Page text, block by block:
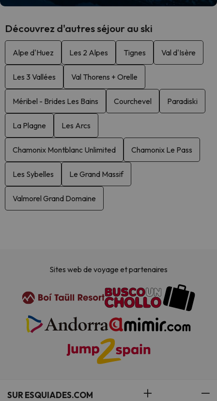
Découvrez d'autres séjour au ski
Alpe d'Huez Les 2 Alpes Tignes Val d'Isère
Les 3 Vallées Val Thorens + Orelle
Méribel - Brides Les Bains Courchevel Paradiski
La Plagne Les Arcs
Chamonix Montblanc Unlimited Chamonix Le Pass
Les Sybelles Le Grand Massif
Valmorel Grand Domaine
Sites web de voyage et partenaires
SUR ESQUIADES.COM